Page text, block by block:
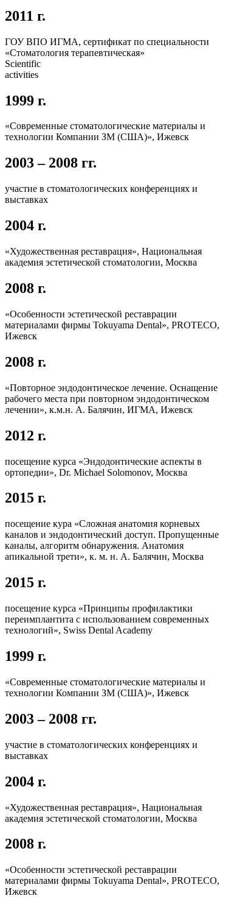
2011 г.
ГОУ ВПО ИГМА, сертификат по специальности
«Стоматология терапевтическая»
Scientific
activities
1999 г.
«Современные стоматологические материалы и
технологии Компании ЗМ (США)», Ижевск
2003 – 2008 гг.
участие в стоматологических конференциях и
выставках
2004 г.
«Художественная реставрация», Национальная
академия эстетической стоматологии, Москва
2008 г.
«Особенности эстетической реставрации
материалами фирмы Tokuyama Dental», PROTECO,
Ижевск
2008 г.
«Повторное эндодонтическое лечение. Оснащение
рабочего места при повторном эндодонтическом
лечении», к.м.н. А. Балячин, ИГМА, Ижевск
2012 г.
посещение курса «Эндодонтические аспекты в
ортопедии», Dr. Michael Solomonov, Москва
2015 г.
посещение кура «Сложная анатомия корневых
каналов и эндодонтический доступ. Пропущенные
каналы, алгоритм обнаружения. Анатомия
апикальной трети», к. м. н. А. Балячин, Москва
2015 г.
посещение курса «Принципы профилактики
переимплантита с использованием современных
технологий», Swiss Dental Academy
1999 г.
«Современные стоматологические материалы и
технологии Компании ЗМ (США)», Ижевск
2003 – 2008 гг.
участие в стоматологических конференциях и
выставках
2004 г.
«Художественная реставрация», Национальная
академия эстетической стоматологии, Москва
2008 г.
«Особенности эстетической реставрации
материалами фирмы Tokuyama Dental», PROTECO,
Ижевск